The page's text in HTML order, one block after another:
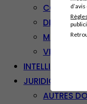
DIGITAL
VENTE –
INTELLIGENCE
JURIDIQUE
AUTRES